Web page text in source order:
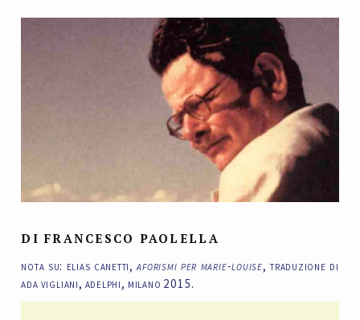
DI FRANCESCO PAOLELLA
nota su: elias canetti,aforismi per marie-louise, traduzione di
ada vigliani, adelphi, milano 2015.